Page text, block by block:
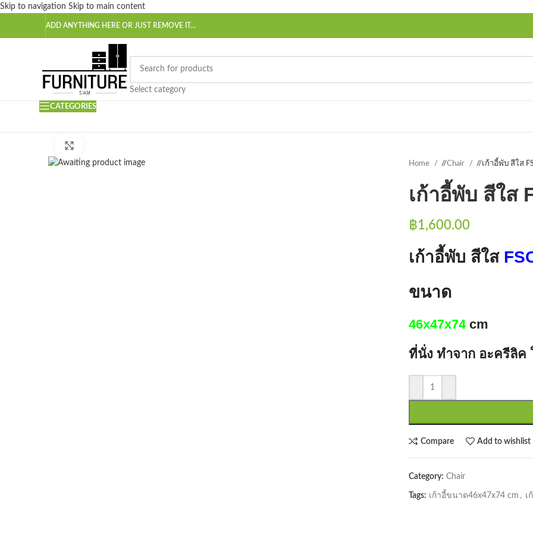
Skip to navigation Skip to main content
ADD ANYTHING HERE OR JUST REMOVE IT…
Select category
CATEGORIES
Home / Chair / เก้าอี้พับ สีใส
เก้าอี้พับ สีใส
฿1,600.00
เก้าอี้พับ สีใส
ขนาด
46x47x74cm
ที่นั่ง ทำจาก อะครีลิค
Compare Add to wishlist
Category: Chair
Tags: เก้าอี้ขนาด46x47x74 cm , เ